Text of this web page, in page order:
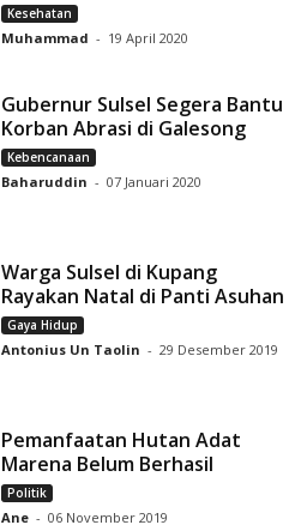
Kesehatan
Muhammad - 19 April 2020
Gubernur Sulsel Segera Bantu
Korban Abrasi di Galesong
Kebencanaan
Baharuddin - 07 Januari 2020
Warga Sulsel di Kupang
Rayakan Natal di Panti Asuhan
Gaya Hidup
Antonius Un Taolin - 29 Desember 2019
Pemanfaatan Hutan Adat
Marena Belum Berhasil
Politik
Ane - 06 November 2019